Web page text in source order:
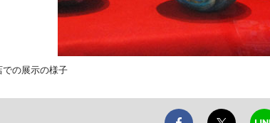
の展示の様子